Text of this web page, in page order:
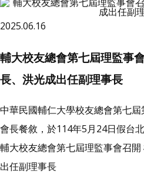
2025.06.16
輔大校友總會第七屆理監事
長、洪光成出任副理事長
中華民國輔仁大學校友總會第七
會長餐敘，於114年5月24日假台
輔大校友總會第七屆理監事會召
出任副理事長